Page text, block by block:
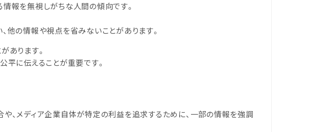
報を無視しがちな人間の傾向です。
他の情報や視点を省みないことがあります。
あります。
平に伝えることが重要です。
、メディア企業自体が特定の利益を追求するために、一部の情報を強調